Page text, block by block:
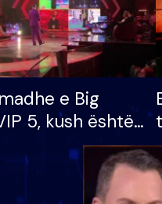
e Big
5, kush është
që lë shtëpinë
mundësinë për
e madh